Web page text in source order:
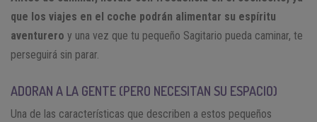
que los viajes en el coche podrán alimentar su espíritu
aventurero y una vez que tu pequeño Sagitario pueda caminar, te
perseguirá sin parar.
ADORAN A LA GENTE (PERO NECESITAN SU ESPACIO)
Una de las características que describen a estos pequeños